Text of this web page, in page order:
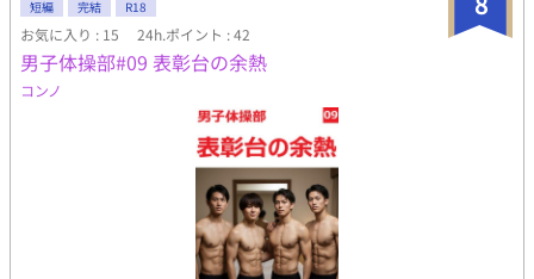
た練習後。引退する韮川と松谷を送る「特別な儀式」が、体育館
脇のテラスで始まる。坂口の豆だらけの手が韮川の腹筋をなぞ
り、片岡の掌が陰嚢を揉む。松谷のローション指が韮川のバージ
ンアナルをほぐし、佑司のピンク陰茎が熱く沈む。四つん這いの
韮川が喘ぐ姿を、高瀬の巨根が口に塞ぎ、坂口の尻肉がまたが
る。屋内プールから覗く見知らぬ視線、複数のスマホのレンズに
捉えられる中、精液の脈動が次々と爆発。恥辱が快楽に変わる瞬
間――ノンケの好奇心が、男たちの肉体に溺れていく。 男子体
操部シリーズ第4弾。汗と精液の熱気が、白昼の開放感で爆発す
る。あなたも、この公開演技を鑑賞しませんか。 （過激な描写を
含むため、18歳以上の読者に限定） 【「男子体操部シリーズ」の
第４作です。「深夜の団体戦」「熱いマッサージ」「羞恥のシャ
短編 完結 R18
お気に入り : 15 24h.ポイント : 42
男子体操部#09 表彰台の余熱
コンノ